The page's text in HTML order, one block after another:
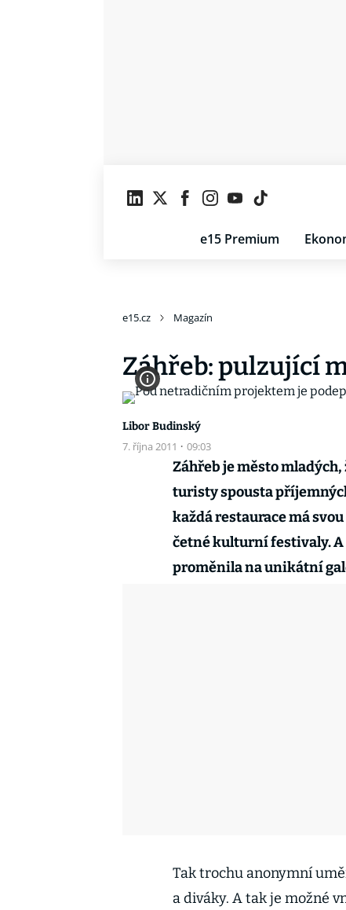
e15 Premium
e15.cz Magazín
Záhřeb: pulzující
Libor Budinský
7. října 2011 · 09:03
Záhřeb je město
turisty spousta
každá restaurace má
četné kulturní festivaly. A
proměnila na unikátní
Tak trochu anonymní
a diváky. A tak je možné